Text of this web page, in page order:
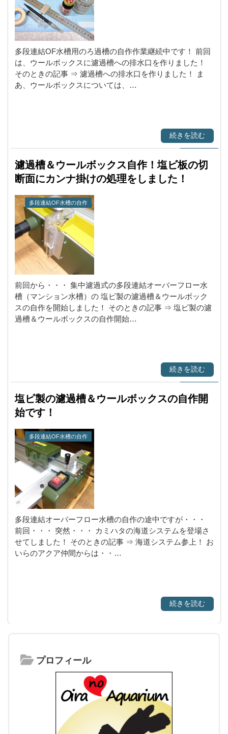
多段連結OF水槽用のろ過槽の自作作業継続中です！ 前回
は、ウールボックスに濾過槽への排水口を作りました！
そのときの記事 ⇒ 濾過槽への排水口を作りました！ ま
あ、ウールボックスについては、…
続きを読む
濾過槽＆ウールボックス自作！塩ビ板の切
断面にカンナ掛けの処理をしました！
多段連結OF水槽の自作
前回から・・・ 集中濾過式の多段連結オーバーフロー水
槽（マンション水槽）の 塩ビ製の濾過槽＆ウールボック
スの自作を開始しました！ そのときの記事 ⇒ 塩ビ製の濾
過槽＆ウールボックスの自作開始…
続きを読む
塩ビ製の濾過槽＆ウールボックスの自作開
始です！
多段連結OF水槽の自作
多段連結オーバーフロー水槽の自作の途中ですが・・・
前回・・・ 突然・・・ カミハタの海道システムを登場さ
せてしました！ そのときの記事 ⇒ 海道システム参上！ お
いらのアクア仲間からは・・…
続きを読む
プロフィール